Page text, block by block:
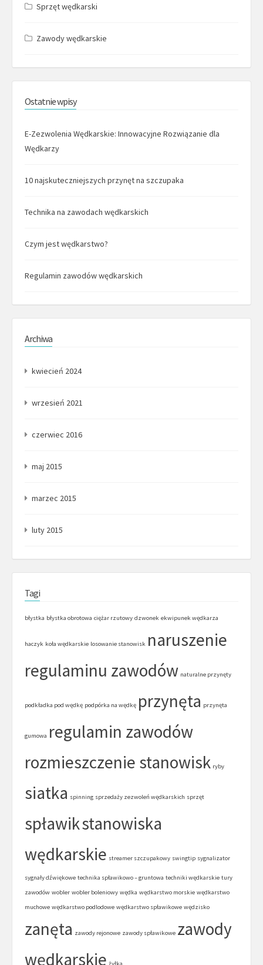
Sprzęt wędkarski
Zawody wędkarskie
Ostatnie wpisy
E-Zezwolenia Wędkarskie: Innowacyjne Rozwiązanie dla
Wędkarzy
10 najskuteczniejszych przynęt na szczupaka
Technika na zawodach wędkarskich
Czym jest wędkarstwo?
Regulamin zawodów wędkarskich
Archiwa
kwiecień 2024
wrzesień 2021
czerwiec 2016
maj 2015
marzec 2015
luty 2015
Tagi
błystka błystka obrotowa ciężar rzutowy dzwonek ekwipunek wędkarza
haczyk koła wędkarskie losowanie stanowisk naruszenie
regulaminu zawodów naturalne przynęty
podkładka pod wędkę podpórka na wędkę przynęta przynęta
gumowa regulamin zawodów
rozmieszczenie stanowisk ryby
siatka spinning sprzedaży zezwoleń wędkarskich sprzęt
spławikstanowiska
wędkarskie streamer szczupakowy swingtip sygnalizator
sygnały dźwiękowe technika spławikowo – gruntowa techniki wędkarskie tury
zawodów wobler wobler boleniowy wędka wędkarstwo morskie wędkarstwo
muchowe wędkarstwo podlodowe wędkarstwo spławikowe wędzisko
zanęta zawody rejonowe zawody spławikowe zawody
wędkarskie żyłka